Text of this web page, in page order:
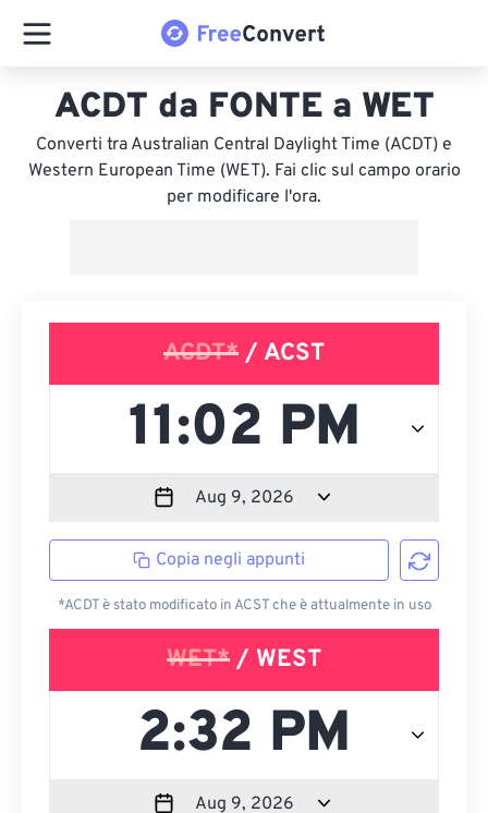
ACDT da FONTE a WET
Converti tra Australian Central Daylight Time (ACDT) e
Western European Time (WET). Fai clic sul campo orario
per modificare l'ora.
ACDT* / ACST
Copia negli appunti
*ACDT è stato modificato in ACST che è attualmente in uso
WET* / WEST